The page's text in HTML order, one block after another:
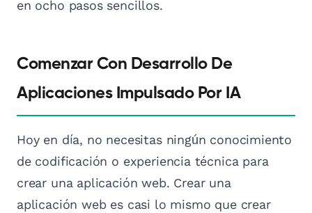
en ocho pasos sencillos.
Comenzar Con Desarrollo De
Aplicaciones Impulsado Por IA
Hoy en día, no necesitas ningún conocimiento
de codificación o experiencia técnica para
crear una aplicación web. Crear una
aplicación web es casi lo mismo que crear